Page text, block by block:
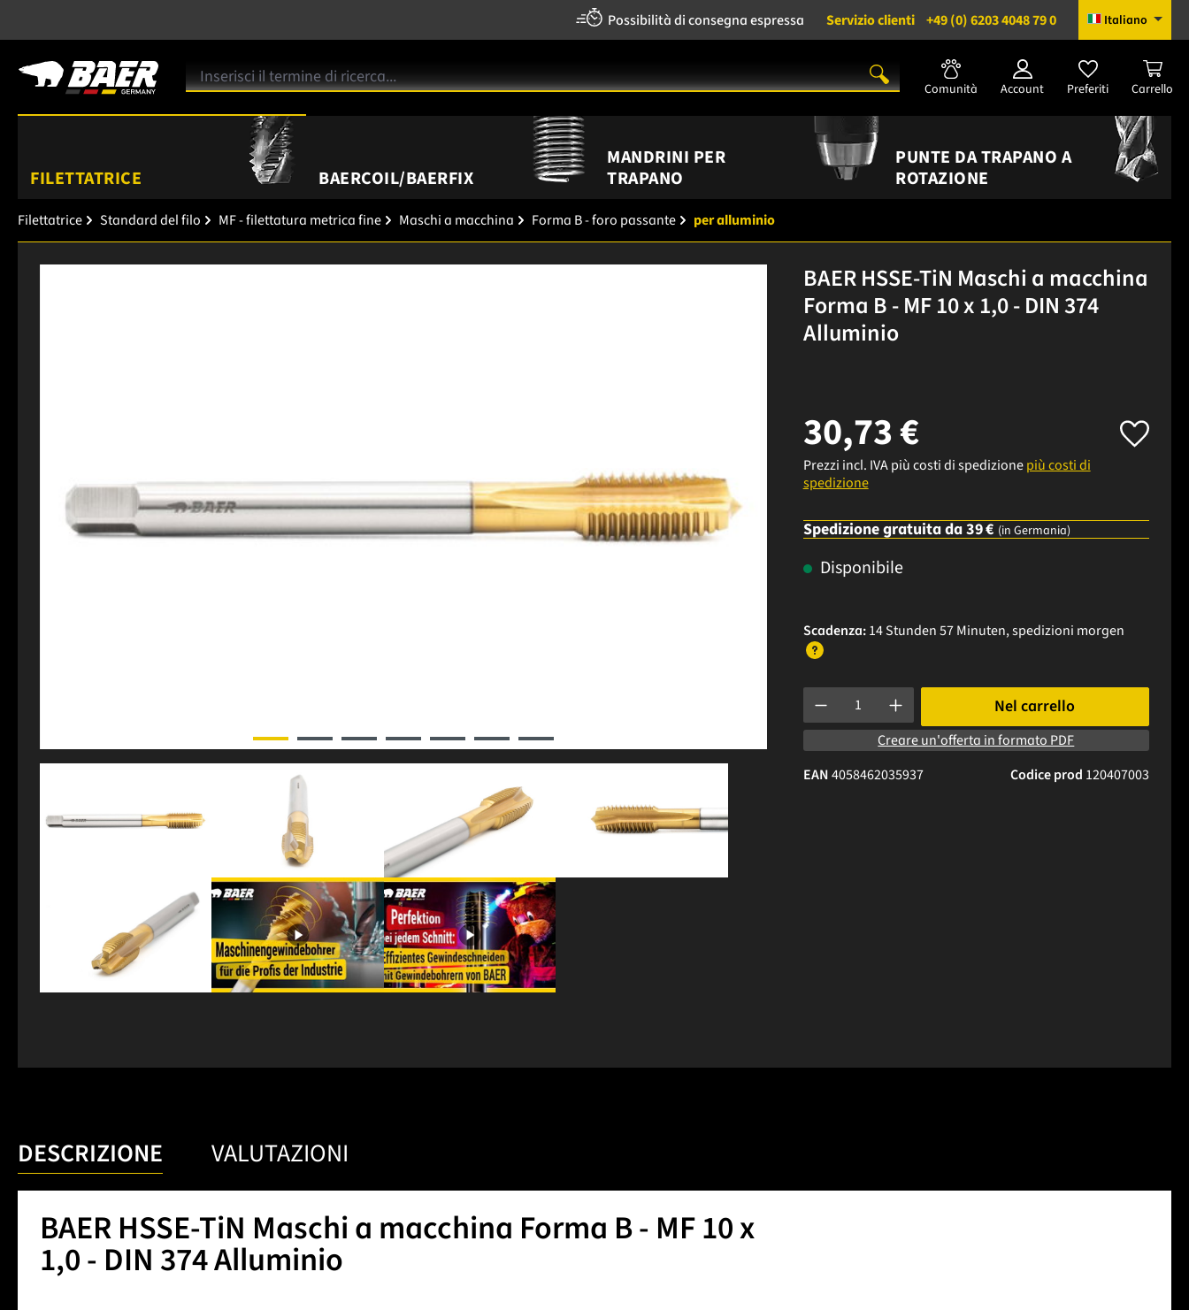
Possibilità di consegna espressa Servizio clienti +49 (0) 6203 4048 79 0 Italiano
Comunità Account Preferiti Carrello
FILETTATRICE BAERCOIL/BAERFIX
MANDRINI PER
TRAPANO
PUNTE DA TRAPANO A
ROTAZIONE
Filettatrice Standard del filo MF - filettatura metrica fine Maschi a macchina Forma B - foro passante per alluminio
BAER HSSE-TiN Maschi a macchina
Forma B - MF 10 x 1,0 - DIN 374
Alluminio
30,73 €
Prezzi incl. IVA più costi di spedizionepiù costi di
spedizione
Spedizione gratuita da 39 € (in Germania)
Disponibile
Scadenza:14 Stunden 57 Minuten, spedizioni morgen
Quantità del prodotto: inserisci la quantità desiderata o usa i
Nel carrello
Creare un'offerta in formato PDF
Codice prod 120407003
EAN4058462035937
DESCRIZIONE VALUTAZIONI
BAER HSSE-TiN Maschi a macchina Forma B - MF 10 x
1,0 - DIN 374 Alluminio